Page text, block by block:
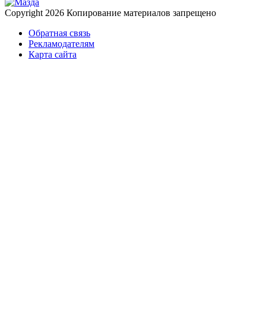
Copyright 2026 Копирование материалов запрещено
Обратная связь
Рекламодателям
Карта сайта